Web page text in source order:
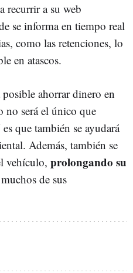
recurrir a su web
se informa en tiempo real
como las retenciones, lo
en atascos.
posible ahorrar dinero en
será el único que
que también se ayudará
Además, también se
vehículo, prolongando su
de sus